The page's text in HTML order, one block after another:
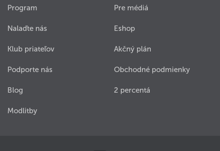
Program
Nalaďte nás
Klub priateľov
Podporte nás
Blog
Modlitby
Pre médiá
Eshop
Akčný plán
Obchodné podmienky
2 percentá